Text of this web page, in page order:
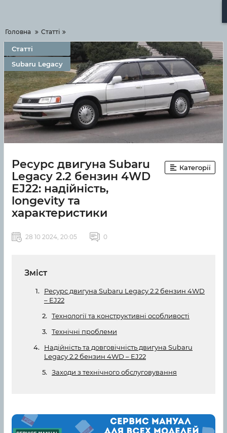
Головна Статті
Статті
Subaru Legacy
Ресурс двигуна Subaru
Legacy 2.2 бензин 4WD
EJ22: надійність,
longevity та
характеристики
Категорії
28 10 2024, 20:05 0
Зміст
Ресурс двигуна Subaru Legacy 2.2 бензин 4WD
– EJ22
Технології та конструктивні особливості
Технічні проблеми
Надійність та довговічність двигуна Subaru
Legacy 2.2 бензин 4WD – EJ22
Заходи з технічного обслуговування